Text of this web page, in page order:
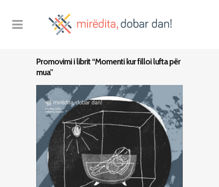
Promovimi i librit “Momenti kur filloi lufta për
mua”